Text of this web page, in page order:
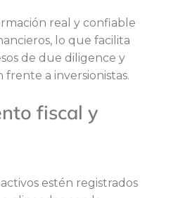
real y confiable
lo que facilita
de due diligence y
frente a inversionistas.
fiscal y
estén registrados